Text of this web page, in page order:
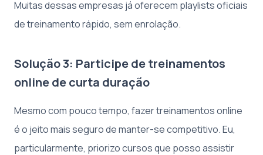
Muitas dessas empresas já oferecem playlists oficiais
de treinamento rápido, sem enrolação.
Solução 3: Participe de treinamentos
online de curta duração
Mesmo com pouco tempo, fazer treinamentos online
é o jeito mais seguro de manter-se competitivo. Eu,
particularmente, priorizo cursos que posso assistir